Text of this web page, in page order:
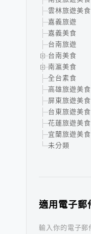
雲林旅遊美食
嘉義旅遊
嘉義美食
台南旅遊
台南美食
南瀛美食
全台素食
高雄旅遊美食
屏東旅遊美食
台東旅遊美食
花蓮旅遊美食
宜蘭旅遊美食
未分類
適用電子郵
輸入你的電子郵